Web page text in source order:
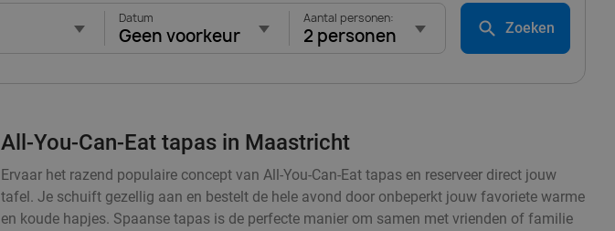
Datum
Geen voorkeur
Aantal personen:
2 personen Zoeken
All-You-Can-Eat tapas in Maastricht
Ervaar het razend populaire concept van All-You-Can-Eat tapas en reserveer direct jouw
tafel. Je schuift gezellig aan en bestelt de hele avond door onbeperkt jouw favoriete warme
en koude hapjes. Spaanse tapas is de perfecte manier om samen met vrienden of familie